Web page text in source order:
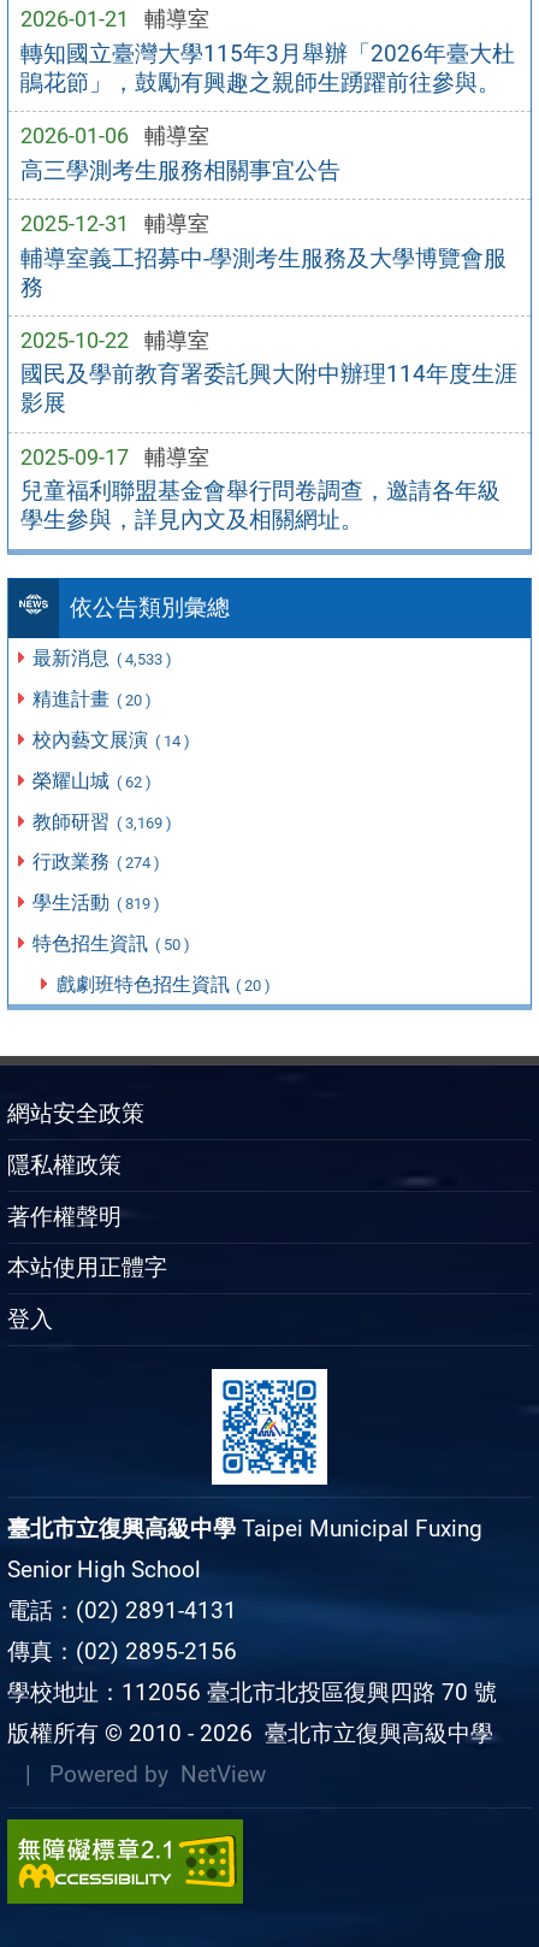
2026-01-21 輔導室
轉知國立臺灣大學115年3月舉辦「2026年臺大杜
鵑花節」，鼓勵有興趣之親師生踴躍前往參與。
2026-01-06 輔導室
高三學測考生服務相關事宜公告
2025-12-31 輔導室
輔導室義工招募中-學測考生服務及大學博覽會服
務
2025-10-22 輔導室
國民及學前教育署委託興大附中辦理114年度生涯
影展
2025-09-17 輔導室
兒童福利聯盟基金會舉行問卷調查，邀請各年級
學生參與，詳見內文及相關網址。
依公告類別彙總
最新消息 ( 4,533 )
精進計畫 ( 20 )
校內藝文展演 ( 14 )
榮耀山城 ( 62 )
教師研習 ( 3,169 )
行政業務 ( 274 )
學生活動 ( 819 )
特色招生資訊 ( 50 )
戲劇班特色招生資訊 ( 20 )
網站安全政策
隱私權政策
著作權聲明
本站使用正體字
登入
臺北市立復興高級中學 Taipei Municipal Fuxing
Senior High School
電話：(02) 2891-4131
傳真：(02) 2895-2156
學校地址：112056 臺北市北投區復興四路 70 號
版權所有 © 2010 - 2026 臺北市立復興高級中學
| Powered by NetView